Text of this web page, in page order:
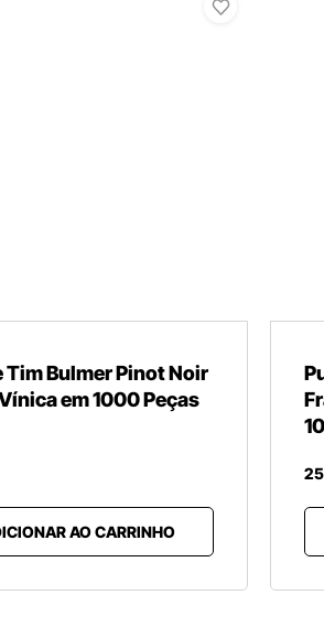
Tim Bulmer Pinot Noir
em 1000 Peças
AO CARRINHO
25